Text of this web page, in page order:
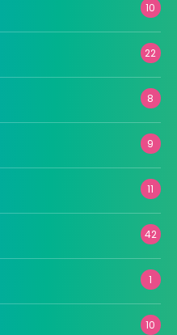
10
22
8
9
11
42
1
10